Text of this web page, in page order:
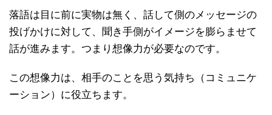
落語は目に前に実物は無く、話して側のメッセージの
投げかけに対して、聞き手側がイメージを膨らませて
話が進みます。つまり想像力が必要なのです。
この想像力は、相手のことを思う気持ち（コミュニケ
ーション）に役立ちます。